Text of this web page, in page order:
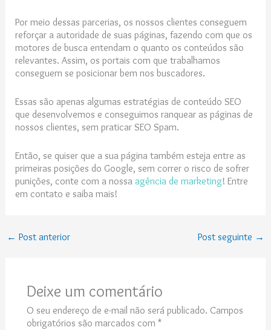
Por meio dessas parcerias, os nossos clientes conseguem
reforçar a autoridade de suas páginas, fazendo com que os
motores de busca entendam o quanto os conteúdos são
relevantes. Assim, os portais com que trabalhamos
conseguem se posicionar bem nos buscadores.
Essas são apenas algumas estratégias de conteúdo SEO
que desenvolvemos e conseguimos ranquear as páginas de
nossos clientes, sem praticar SEO Spam.
Então, se quiser que a sua página também esteja entre as
primeiras posições do Google, sem correr o risco de sofrer
punições, conte com a nossaagência de marketing! Entre
em contato e saiba mais!
← Post anterior Post seguinte →
Deixe um comentário
O seu endereço de e-mail não será publicado. Campos
obrigatórios são marcados com *